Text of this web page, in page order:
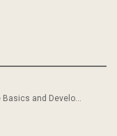
Basics and Develo...